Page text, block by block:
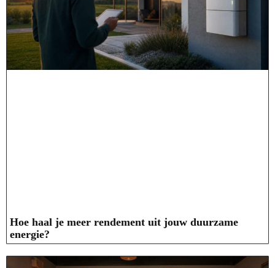
Hoe haal je meer rendement uit jouw duurzame
energie?